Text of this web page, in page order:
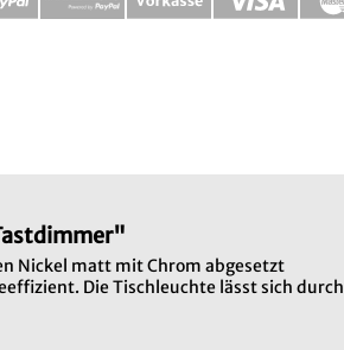
Nickel matt mit Chrom abgesetzt
Die Tischleuchte lässt sich durch